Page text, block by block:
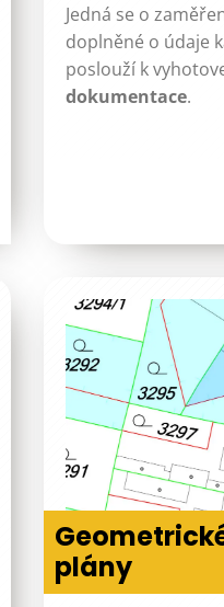
Jedná se o
doplněné o údaje
poslouží k
dokumentace.
plány